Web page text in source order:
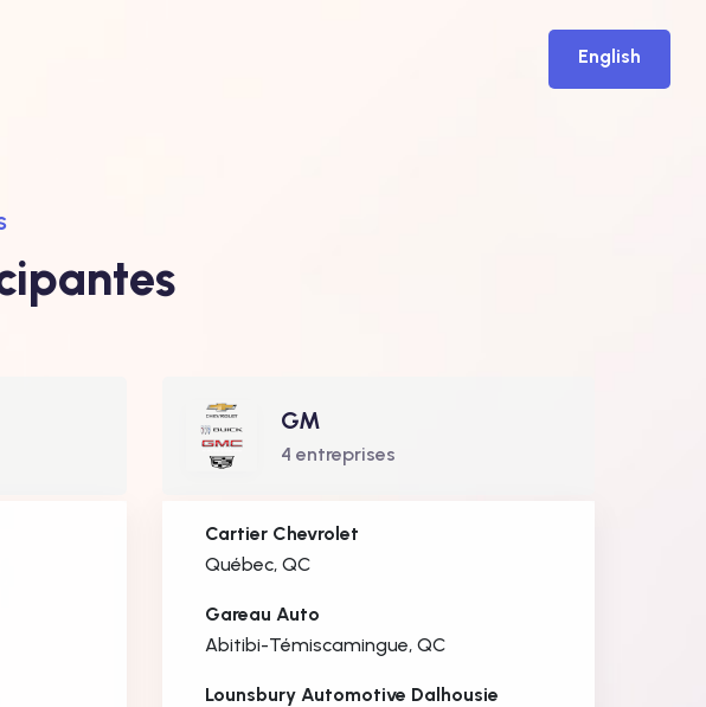
English
GM
4 entreprises
Cartier Chevrolet
Québec, QC
Gareau Auto
Abitibi-Témiscamingue, QC
Lounsbury Automotive Dalhousie